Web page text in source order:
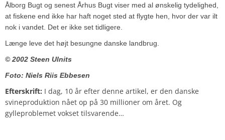
Ålborg Bugt og senest Århus Bugt viser med al ønskelig tydelighed,
at fiskene end ikke har haft noget sted at flygte hen, hvor der var ilt
nok i vandet. Det er ikke set tidligere.
Længe leve det højt besungne danske landbrug.
© 2002 Steen Ulnits
Foto: Niels Riis Ebbesen
Efterskrift: I dag, 10 år efter denne artikel, er den danske
svineproduktion nået op på 30 millioner om året. Og
gylleproblemet vokset tilsvarende…